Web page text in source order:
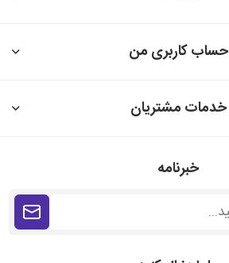
حساب کاربری من
خدمات مشتریان
خبرنامه